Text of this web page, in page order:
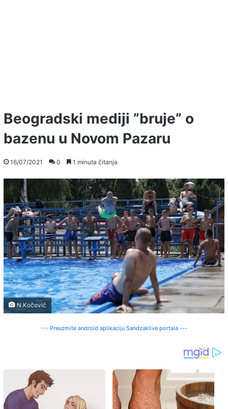
Beogradski mediji ”bruje” o
bazenu u Novom Pazaru
16/07/2021 0 1 minuta čitanja
N.Kočović
--- Preuzmite android aplikaciju Sandzaklive portala ---